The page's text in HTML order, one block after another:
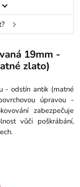
19mm -
zlato)
- odstín antik (matné
úpravou -
zabezpečuje
vůči poškrábání,